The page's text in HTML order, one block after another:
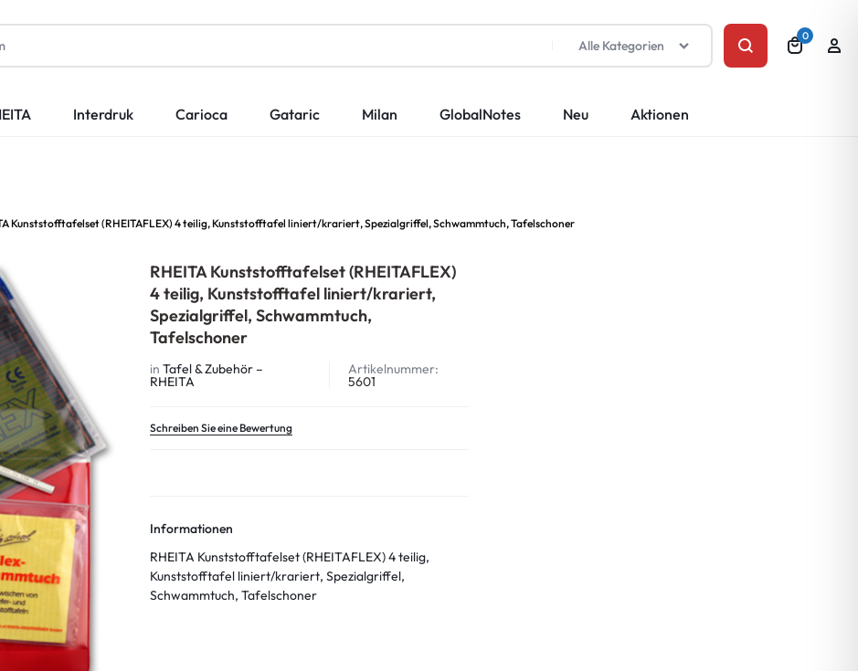
Alle Kategorien
0
Interdruk Carioca Gataric Milan GlobalNotes Neu Aktionen
Kunststofftafelset (RHEITAFLEX) 4 teilig, Kunststofftafel liniert/krariert, Spezialgriffel, Schwammtuch, Tafelschoner
RHEITA Kunststofftafelset (RHEITAFLEX)
4 teilig, Kunststofftafel liniert/krariert,
Spezialgriffel, Schwammtuch,
Tafelschoner
in Tafel & Zubehör –
RHEITA
Artikelnummer:
5601
Schreiben Sie eine Bewertung
Informationen
RHEITA Kunststofftafelset (RHEITAFLEX) 4 teilig,
Kunststofftafel liniert/krariert, Spezialgriffel,
Schwammtuch, Tafelschoner